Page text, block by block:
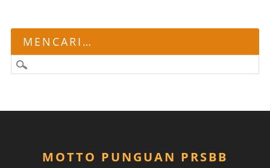
MENCARI…
MOTTO PUNGUAN PRSBB